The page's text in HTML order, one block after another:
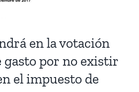
en la votación
gasto por no existir
el impuesto de